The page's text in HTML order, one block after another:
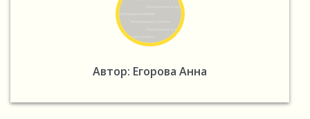
Автор: Егорова Анна